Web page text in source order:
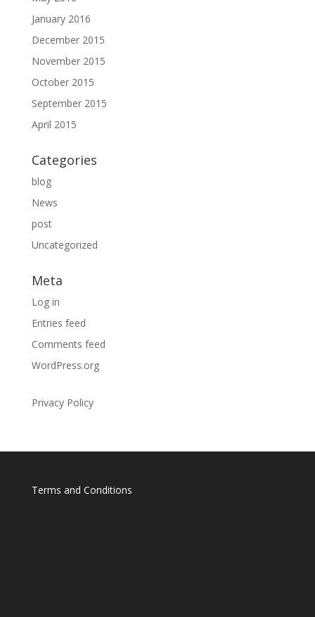
January 2016
December 2015
November 2015
October 2015
September 2015
April 2015
Categories
blog
News
post
Uncategorized
Meta
Log in
Entries feed
Comments feed
WordPress.org
Privacy Policy
Terms and Conditions